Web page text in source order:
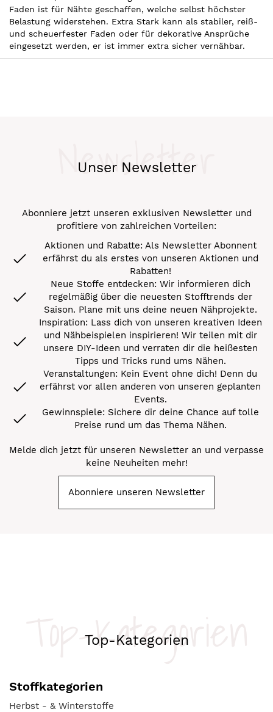
Faden ist für Nähte geschaffen, welche selbst höchster
Belastung widerstehen. Extra Stark kann als stabiler, reiß-
und scheuerfester Faden oder für dekorative Ansprüche
eingesetzt werden, er ist immer extra sicher vernähbar.
Unser Newsletter
Newsletter
Abonniere jetzt unseren exklusiven Newsletter und
profitiere von zahlreichen Vorteilen:
Aktionen und Rabatte: Als Newsletter Abonnent
erfährst du als erstes von unseren Aktionen und
Rabatten!
Neue Stoffe entdecken: Wir informieren dich
regelmäßig über die neuesten Stofftrends der
Saison. Plane mit uns deine neuen Nähprojekte.
Inspiration: Lass dich von unseren kreativen Ideen
und Nähbeispielen inspirieren! Wir teilen mit dir
unsere DIY-Ideen und verraten dir die heißesten
Tipps und Tricks rund ums Nähen.
Veranstaltungen: Kein Event ohne dich! Denn du
erfährst vor allen anderen von unseren geplanten
Events.
Gewinnspiele: Sichere dir deine Chance auf tolle
Preise rund um das Thema Nähen.
Melde dich jetzt für unseren Newsletter an und verpasse
keine Neuheiten mehr!
Abonniere unseren Newsletter
Top-Kategorien
Top-Kategorien
Stoffkategorien
Herbst - & Winterstoffe